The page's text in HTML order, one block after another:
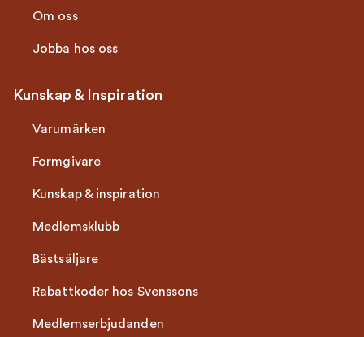
Om oss
Jobba hos oss
Kunskap & Inspiration
Varumärken
Formgivare
Kunskap & inspiration
Medlemsklubb
Bästsäljare
Rabattkoder hos Svenssons
Medlemserbjudanden